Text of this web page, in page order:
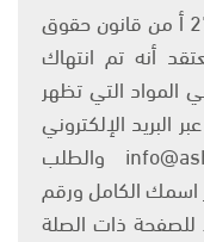
يتم الاستخدام المواد وفقًا للمادة 27 أ من قانون حقوق
وإن كنت تعتقد أنه تم انتهاك
التي تظهر
البريد الإلكتروني
على العنوان التالي: info@ashams.com والطلب
اسمك الكامل ورقم
للصفحة ذات الصلة